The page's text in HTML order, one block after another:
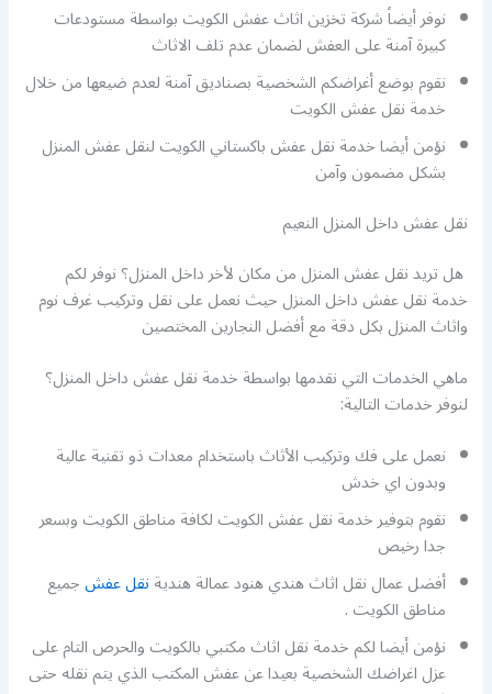
نوفر أيضاً شركة تخزين اثاث عفش الكويت بواسطة مستودعات
كبيرة آمنة على العفش لضمان عدم تلف الاثاث
نقوم بوضع أغراضكم الشخصية بصناديق آمنة لعدم ضيعها من خلال
خدمة نقل عفش الكويت
نؤمن أيضا خدمة نقل عفش باكستاني الكويت لنقل عفش المنزل
بشكل مضمون وآمن
نقل عفش داخل المنزل النعيم
هل تريد نقل عفش المنزل من مكان لأخر داخل المنزل؟ نوفر لكم
خدمة نقل عفش داخل المنزل حيث نعمل على نقل وتركيب غرف نوم
واثاث المنزل بكل دقة مع أفضل النجارين المختصين
ماهي الخدمات التي نقدمها بواسطة خدمة نقل عفش داخل المنزل؟
لنوفر خدمات التالية:
نعمل على فك وتركيب الأثاث باستخدام معدات ذو تقنية عالية
وبدون اي خدش
نقوم بتوفير خدمة نقل عفش الكويت لكافة مناطق الكويت وبسعر
جدا رخيص
أفضل عمال نقل اثاث هندي هنود عمالة هنديةنقل عفشجميع
مناطق الكويت .
نؤمن أيضا لكم خدمة نقل اثاث مكتبي بالكويت والحرص التام على
عزل اغراضك الشخصية بعيدا عن عفش المكتب الذي يتم نقله حتى